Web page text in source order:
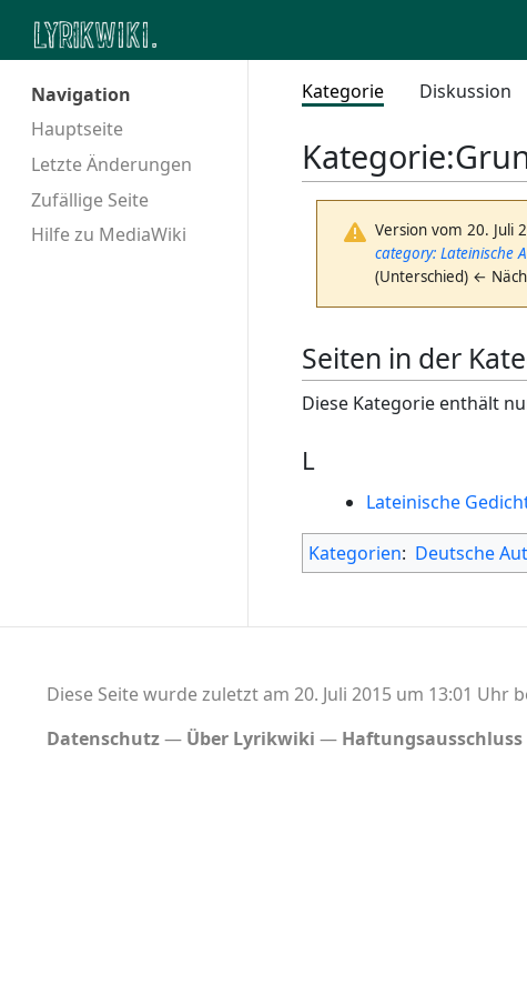
Navigation
Hauptseite
Letzte Änderungen
Zufällige Seite
Hilfe zu MediaWiki
Kategorie Diskussion
Kategorie:
Version vom 20. Juli
category: Lateinische
(Unterschied) ←
Seiten in der
Diese Kategorie enthält
L
Lateinische
Kategorien: Deutsche
Diese Seite wurde zuletzt am 20. Juli 2015 um 13:01 Uhr
Datenschutz
Über Lyrikwiki Haftungsausschluss